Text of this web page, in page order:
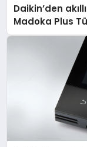
Daikin’den
Madoka Plus